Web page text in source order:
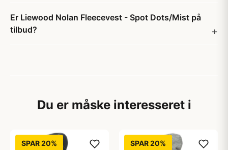
Er Liewood Nolan Fleecevest - Spot Dots/Mist på
tilbud?
Du er måske interesseret i
SPAR 20% SPAR 20%